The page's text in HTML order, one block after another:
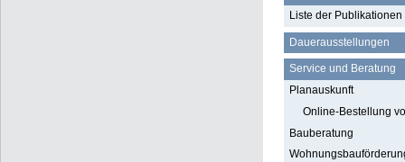
Liste der Publikationen
Dauerausstellungen
Service und Beratung
Planauskunft
Online-Bestellung
Bauberatung